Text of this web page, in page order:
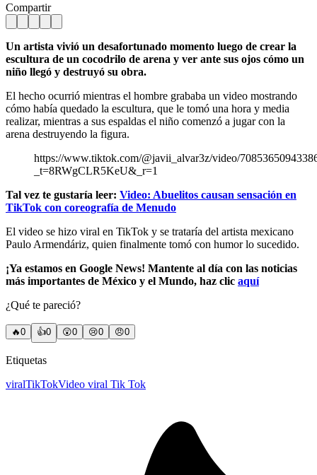
Compartir
Un artista vivió un desafortunado momento luego de crear la
escultura de un cocodrilo de arena y ver ante sus ojos cómo un
niño llegó y destruyó su obra.
El hecho ocurrió mientras el hombre grababa un video mostrando
cómo había quedado la escultura, que le tomó una hora y media
realizar, mientras a sus espaldas el niño comenzó a jugar con la
arena destruyendo la figura.
https://www.tiktok.com/@javii_alvar3z/video/
_t=8RWgCLR5KeU&_r=1
Tal vez te gustaría leer: Video: Abuelitos causan sensación en
TikTok con coreografía de Menudo
El video se hizo viral en TikTok y se trataría del artista mexicano
Paulo Armendáriz, quien finalmente tomó con humor lo sucedido.
¡Ya estamos en Google News! Mantente al día con las noticias
más importantes de México y el Mundo, haz clic aquí
¿Qué te pareció?
🔥0 👍0 😲0 😢0 😠0
Etiquetas
viralTikTokVideo viral Tik Tok